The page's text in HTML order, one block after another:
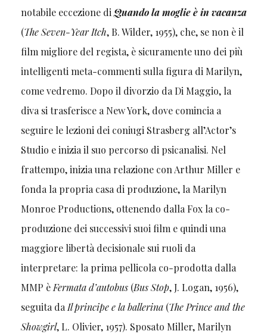
notabile eccezione diQuando la moglie è in vacanza
(The Seven-Year Itch, B. Wilder, 1955), che, se non è il
film migliore del regista, è sicuramente uno dei più
intelligenti meta-commenti sulla figura di Marilyn,
come vedremo. Dopo il divorzio da Di Maggio, la
diva si trasferisce a New York, dove comincia a
seguire le lezioni dei coniugi Strasberg all’Actor’s
Studio e inizia il suo percorso di psicanalisi. Nel
frattempo, inizia una relazione con Arthur Miller e
fonda la propria casa di produzione, la Marilyn
Monroe Productions, ottenendo dalla Fox la co-
produzione dei successivi suoi film e quindi una
maggiore libertà decisionale sui ruoli da
interpretare: la prima pellicola co-prodotta dalla
MMP èFermata d’autobus(Bus Stop, J. Logan, 1956),
seguita daIl principe e la ballerina (The Prince and the
Showgirl, L. Olivier, 1957). Sposato Miller, Marilyn